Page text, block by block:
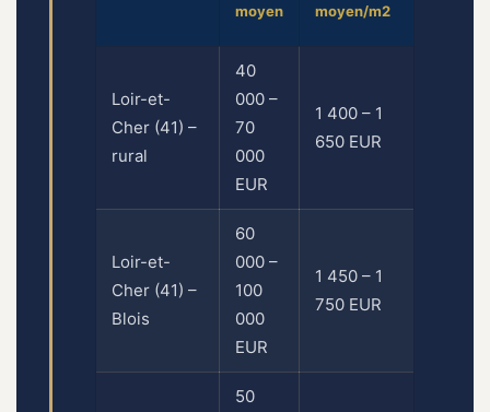
moyen
moyen/m2
Loir-et-
Cher (41) –
rural
40
000 –
70
000
EUR
1 400 – 1
650 EUR
Loir-et-
Cher (41) –
Blois
60
000 –
100
000
EUR
1 450 – 1
750 EUR
50